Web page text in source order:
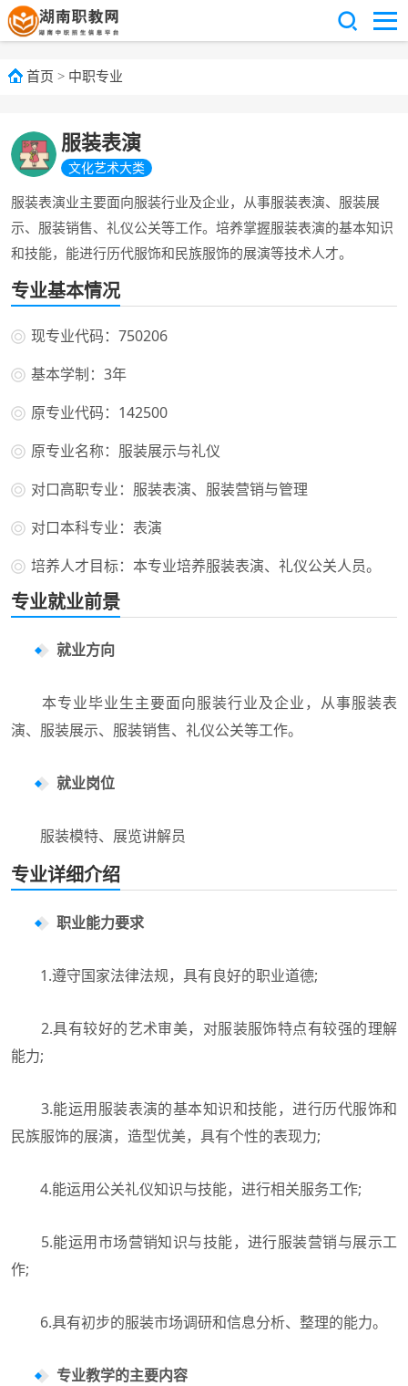
首页 > 中职专业
服装表演
文化艺术大类
服装表演业主要面向服装行业及企业，从事服装表演、服装展
示、服装销售、礼仪公关等工作。培养掌握服装表演的基本知识
和技能，能进行历代服饰和民族服饰的展演等技术人才。
专业基本情况
现专业代码：750206
基本学制：3年
原专业代码：142500
原专业名称：服装展示与礼仪
对口高职专业：服装表演、服装营销与管理
对口本科专业：表演
培养人才目标：本专业培养服装表演、礼仪公关人员。
专业就业前景
就业方向
本专业毕业生主要面向服装行业及企业，从事服装表
演、服装展示、服装销售、礼仪公关等工作。
就业岗位
服装模特、展览讲解员
专业详细介绍
职业能力要求
1.遵守国家法律法规，具有良好的职业道德;
2.具有较好的艺术审美，对服装服饰特点有较强的理解
能力;
3.能运用服装表演的基本知识和技能，进行历代服饰和
民族服饰的展演，造型优美，具有个性的表现力;
4.能运用公关礼仪知识与技能，进行相关服务工作;
5.能运用市场营销知识与技能，进行服装营销与展示工
作;
6.具有初步的服装市场调研和信息分析、整理的能力。
专业教学的主要内容